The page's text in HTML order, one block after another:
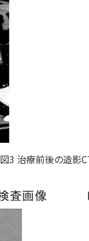
図3 治療前後の造影